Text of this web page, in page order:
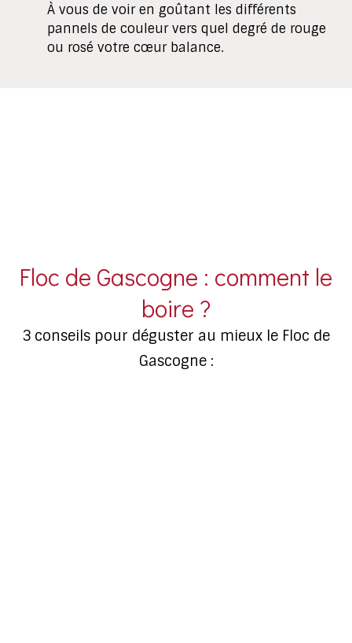
À vous de voir en goûtant les différents
pannels de couleur vers quel degré de rouge
ou rosé votre cœur balance.
Floc de Gascogne : comment le
boire ?
3 conseils pour déguster au mieux le Floc de
Gascogne :